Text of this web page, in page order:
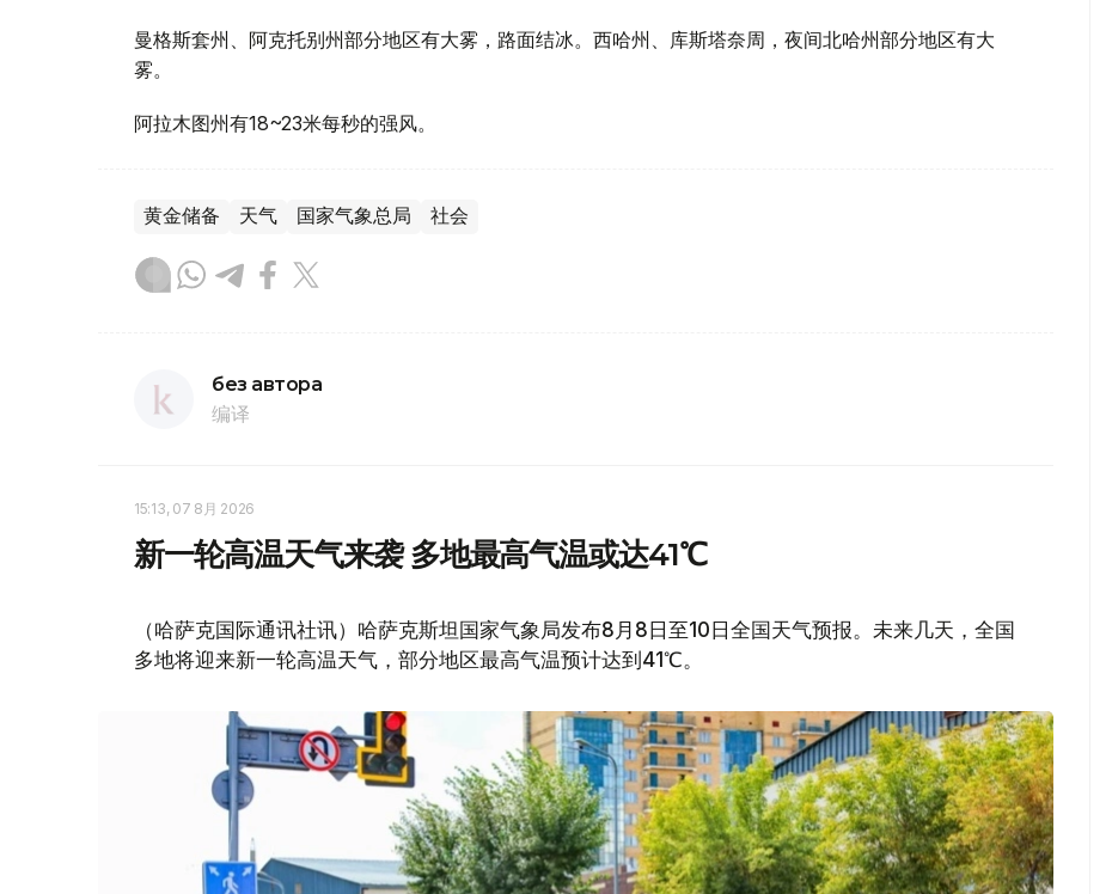
曼格斯套州、阿克托别州部分地区有大雾，路面结冰。西哈州、库斯塔奈周，夜间北哈州部分地区有大
雾。
阿拉木图州有18~23米每秒的强风。
黄金储备 天气 国家气象总局 社会
без автора
编译
15:13, 07 8月 2026
新一轮高温天气来袭 多地最高气温或达41℃
（哈萨克国际通讯社讯）哈萨克斯坦国家气象局发布8月8日至10日全国天气预报。未来几天，全国
多地将迎来新一轮高温天气，部分地区最高气温预计达到41℃。